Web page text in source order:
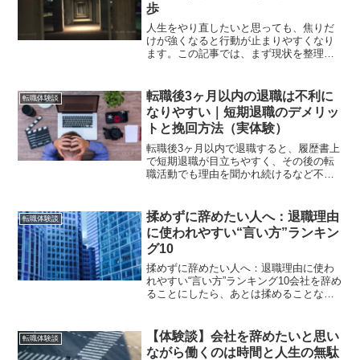
歩
人生をやり直したいと思っても、焦りだ
けが強くなると行動が止まりやすくなり
ます。この記事では、まず現状を整理し
お金・人間関係など、立て直しで最初に
手を付けたいポイントもまとめます。
転職体験談
転職後3ヶ月以内の退職は不利に
なりやすい｜短期退職のデメリッ
トと挽回方法（実体験）
転職後3ヶ月以内で退職すると、履歴書上
で短期退職が目立ちやすく、その後の転
職活動でも理由を聞かれ続けるなど不利
ト（再就職の苦戦、社会保険の条件によ
る出費増）と、最低限の勤務期間の目
安、挽回の選択肢（理解ある会社・知人
経由・起業・出戻りなど）をまとめまし
た
転職体験談
揉めずに辞めたい人へ：退職理由
に使われやすい“言い方”ランキン
グ10
揉めずに辞めたい人へ：退職理由に使わ
れやすい“言い方”ランキング10会社を辞め
ることにしたら、あとは揉めることな
もしあなたが優秀なら、簡単に上司は退
職届を受け取ってくれ...
転職体験談
【体験談】会社を辞めたいと思い
ながら働くのは時間と人生の無駄